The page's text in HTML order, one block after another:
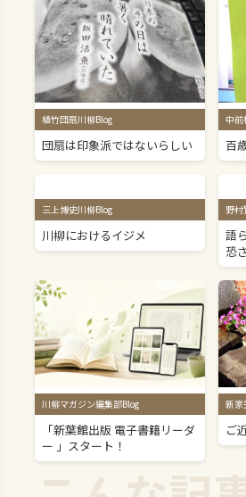
植竹団扇川柳Blog
団扇は印象派ではないらしい
中前
百
三上博史川柳Blog
川柳におけるイジメ
野村
語
恐さ
川柳マガジン編集部Blog
「新葉館出版 電子書籍リーダ
ー 」スタート！
新家
ご